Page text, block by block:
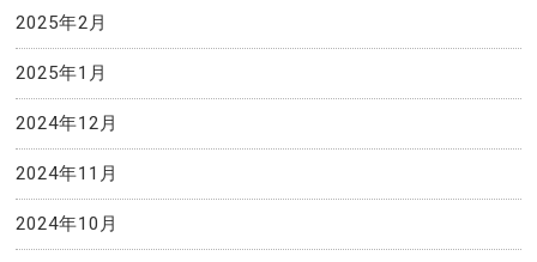
2025年2月
2025年1月
2024年12月
2024年11月
2024年10月